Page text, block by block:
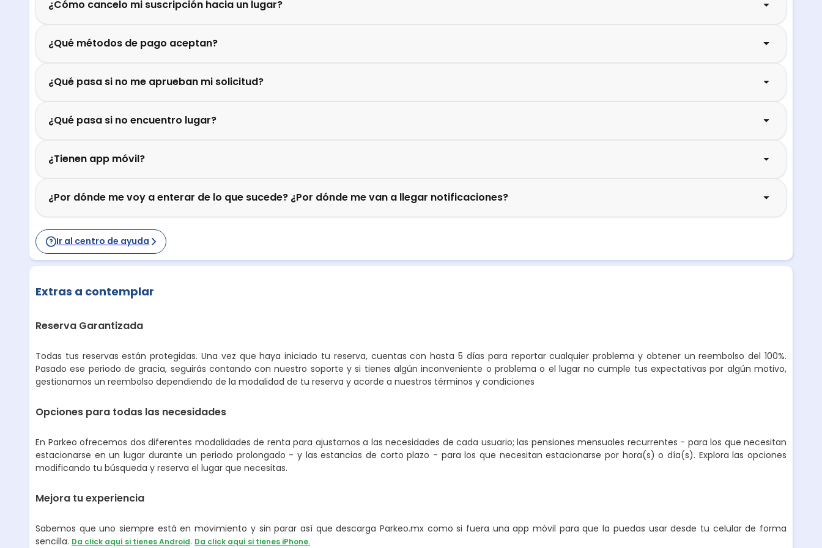
¿Cómo cancelo mi suscripción hacia un lugar?
¿Qué métodos de pago aceptan?
¿Qué pasa si no me aprueban mi solicitud?
¿Qué pasa si no encuentro lugar?
¿Tienen app móvil?
¿Por dónde me voy a enterar de lo que sucede? ¿Por dónde me van a llegar notificaciones?
Ir al centro de ayuda
Extras a contemplar
Reserva Garantizada
Todas tus reservas están protegidas. Una vez que haya iniciado tu reserva, cuentas con hasta 5 días para reportar cualquier problema y obtener un reembolso del 100%.
Pasado ese periodo de gracia, seguirás contando con nuestro soporte y si tienes algún inconveniente o problema o el lugar no cumple tus expectativas por algún motivo,
gestionamos un reembolso dependiendo de la modalidad de tu reserva y acorde a nuestros términos y condiciones
Opciones para todas las necesidades
En Parkeo ofrecemos dos diferentes modalidades de renta para ajustarnos a las necesidades de cada usuario; las pensiones mensuales recurrentes - para los que necesitan
estacionarse en un lugar durante un periodo prolongado - y las estancias de corto plazo - para los que necesitan estacionarse por hora(s) o día(s). Explora las opciones
modificando tu búsqueda y reserva el lugar que necesitas.
Mejora tu experiencia
Sabemos que uno siempre está en movimiento y sin parar así que descarga Parkeo.mx como si fuera una app móvil para que la puedas usar desde tu celular de forma
sencilla. Da click aquí si tienes Android. Da click aquí si tienes iPhone.